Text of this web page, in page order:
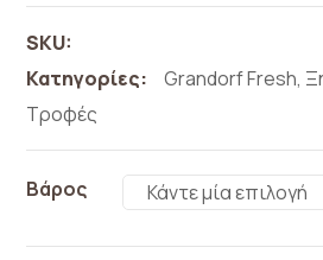
SKU:
Κατηγορίες:
Grandorf Fresh,
Τροφές
Βάρος